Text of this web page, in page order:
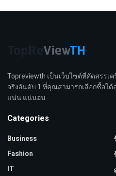
Topreviewth เป็นเว็บไซต์ที่คัดสรรเ
จริงอันดับ 1 ที่คุณสามารถเลือกซื้อไ
แน่น แน่นอน
Categories
Business
Fashion
IT